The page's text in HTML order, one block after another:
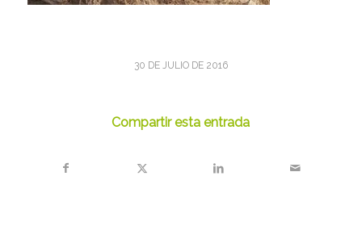
30 DE JULIO DE 2016
Compartir esta entrada